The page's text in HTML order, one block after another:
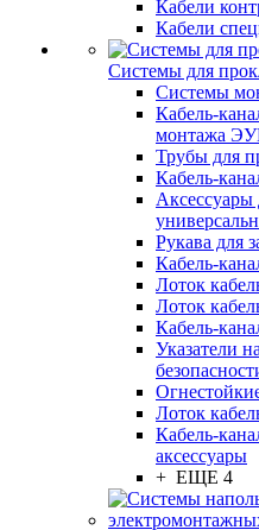
Кабели
Кабели
Системы для
Системы
Кабель-
монтажа
Трубы для
Кабель-
Аксессуары
Рукава для
Кабель-
Лоток
Лоток
Кабель-
Указатели
Лоток
Кабель-
аксессуары
+ ЕЩЕ 4